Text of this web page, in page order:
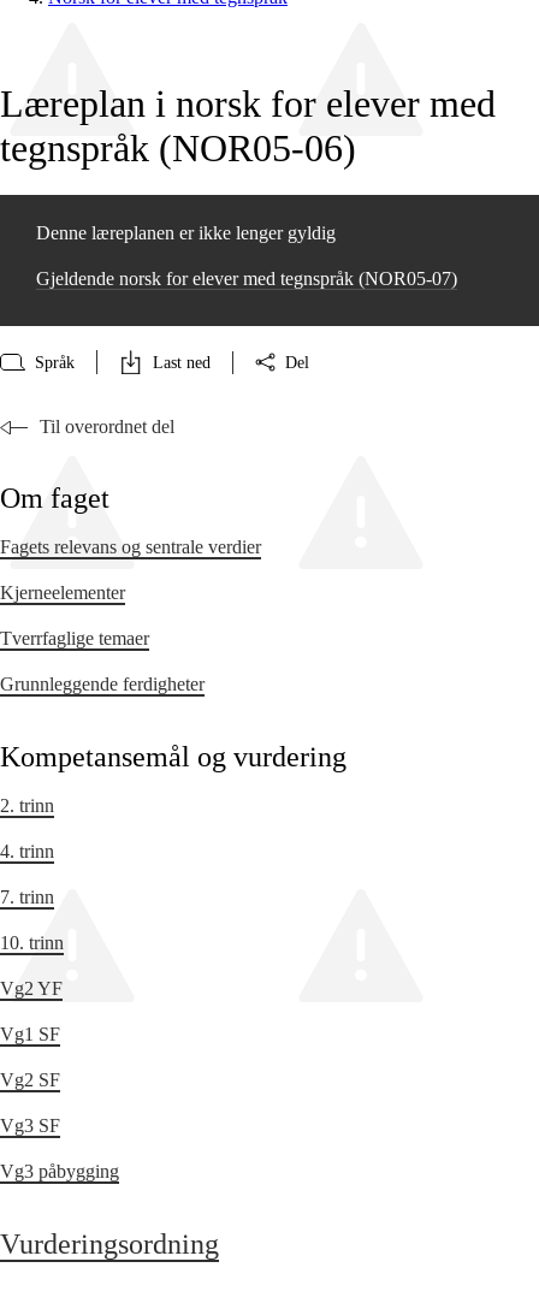
Læreplan i norsk for elever med
tegnspråk (NOR05‑06)
Denne læreplanen er ikke lenger gyldig
Gjeldende norsk for elever med tegnspråk (NOR05‑07)
Språk Last ned Del
Til overordnet del
Om faget
Fagets relevans og sentrale verdier
Kjerneelementer
Tverrfaglige temaer
Grunnleggende ferdigheter
Kompetansemål og vurdering
2. trinn
4. trinn
7. trinn
10. trinn
Vg2 YF
Vg1 SF
Vg2 SF
Vg3 SF
Vg3 påbygging
Vurderingsordning